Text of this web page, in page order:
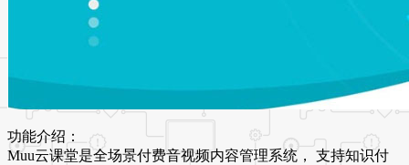
功能介绍：
Muu云课堂是全场景付费音视频内容管理系统， 支持知识付